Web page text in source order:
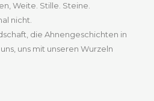
Weite. Stille. Steine.
nicht.
die Ahnengeschichten in
uns mit unseren Wurzeln